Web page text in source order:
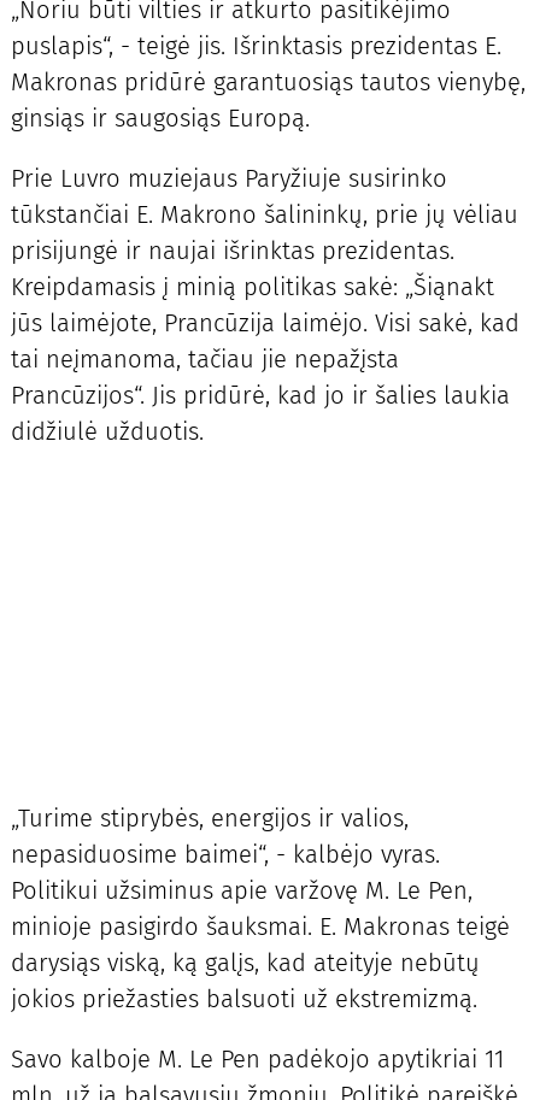
„Noriu būti vilties ir atkurto pasitikėjimo
puslapis“, - teigė jis. Išrinktasis prezidentas E.
Makronas pridūrė garantuosiąs tautos vienybę,
ginsiąs ir saugosiąs Europą.
Prie Luvro muziejaus Paryžiuje susirinko
tūkstančiai E. Makrono šalininkų, prie jų vėliau
prisijungė ir naujai išrinktas prezidentas.
Kreipdamasis į minią politikas sakė: „Šiąnakt
jūs laimėjote, Prancūzija laimėjo. Visi sakė, kad
tai neįmanoma, tačiau jie nepažįsta
Prancūzijos“. Jis pridūrė, kad jo ir šalies laukia
didžiulė užduotis.
„Turime stiprybės, energijos ir valios,
nepasiduosime baimei“, - kalbėjo vyras.
Politikui užsiminus apie varžovę M. Le Pen,
minioje pasigirdo šauksmai. E. Makronas teigė
darysiąs viską, ką galįs, kad ateityje nebūtų
jokios priežasties balsuoti už ekstremizmą.
Savo kalboje M. Le Pen padėkojo apytikriai 11